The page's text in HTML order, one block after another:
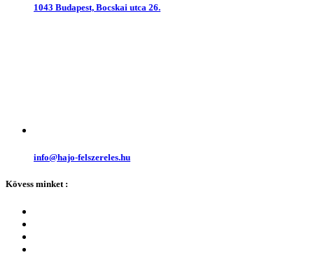
1043 Budapest, Bocskai utca 26.
info@hajo-felszereles.hu
Kövess minket :